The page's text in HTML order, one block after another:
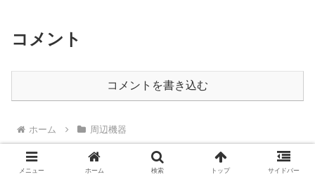
コメント
コメントを書き込む
ホーム 周辺機器
メニュー ホーム 検索 トップ サイドバー